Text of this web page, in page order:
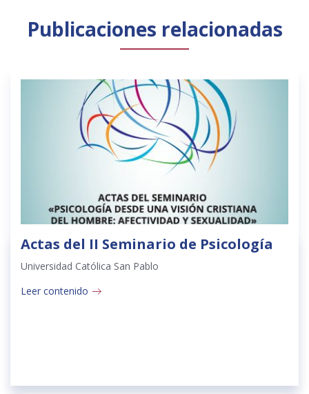
Publicaciones relacionadas
Actas del II Seminario de Psicología
Universidad Católica San Pablo
Leer contenido